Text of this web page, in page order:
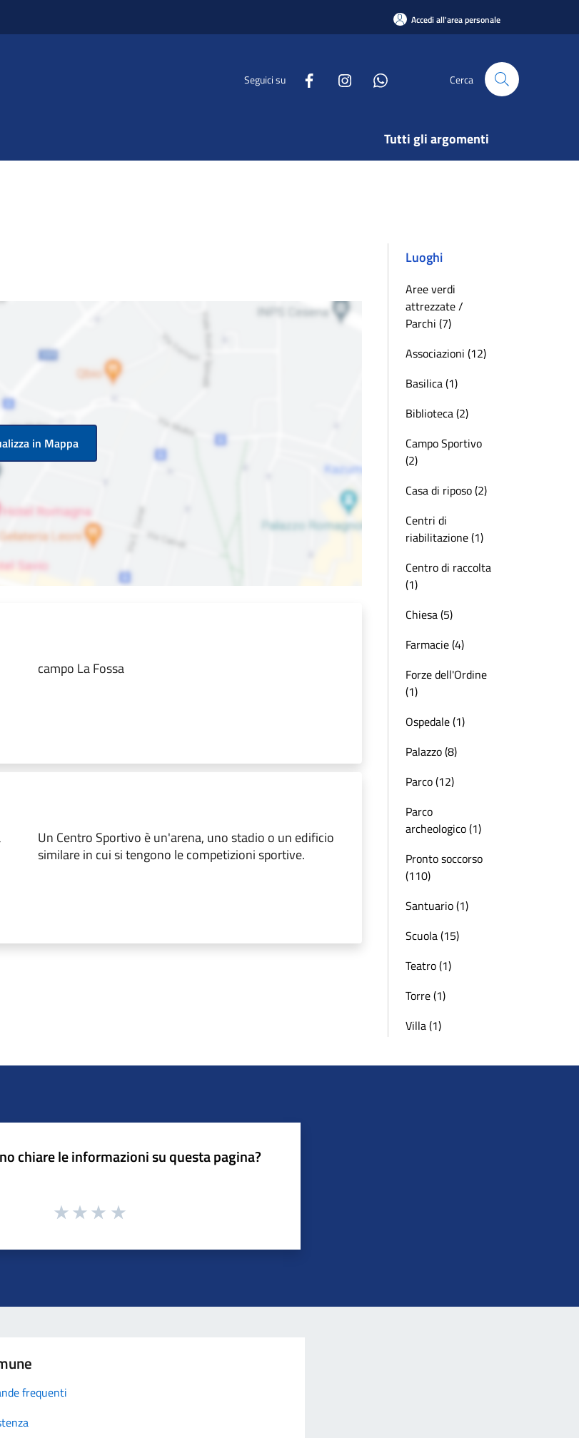
Accedi all'area personale
Seguici su Cerca
Tutti gli argomenti
in Mappa
campo La Fossa
Un Centro Sportivo è un'arena, uno stadio o un edificio
similare in cui si tengono le competizioni sportive.
Luoghi
Aree verdi
attrezzate /
Parchi (7)
Associazioni (12)
Basilica (1)
Biblioteca (2)
Campo Sportivo
(2)
Casa di riposo (2)
Centri di
riabilitazione (1)
Centro di raccolta
(1)
Chiesa (5)
Farmacie (4)
Forze dell'Ordine
(1)
Ospedale (1)
Palazzo (8)
Parco (12)
Parco
archeologico (1)
Pronto soccorso
(110)
Santuario (1)
Scuola (15)
Teatro (1)
Torre (1)
Villa (1)
chiare le informazioni su questa pagina?
frequenti